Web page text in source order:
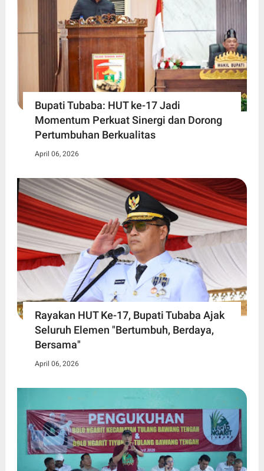
Bupati Tubaba: HUT ke-17 Jadi
Momentum Perkuat Sinergi dan Dorong
Pertumbuhan Berkualitas
April 06, 2026
Rayakan HUT Ke-17, Bupati Tubaba Ajak
Seluruh Elemen "Bertumbuh, Berdaya,
Bersama"
April 06, 2026